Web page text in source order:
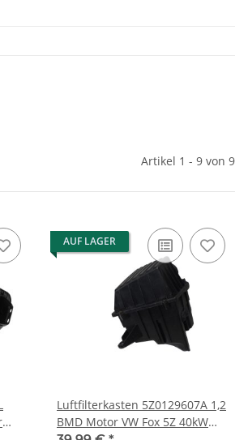
Artikel 1 - 9 von 9
AUF LAGER
Luftfilterkasten 5Z0129607A 1,2
BMD Motor VW Fox 5Z 40kW